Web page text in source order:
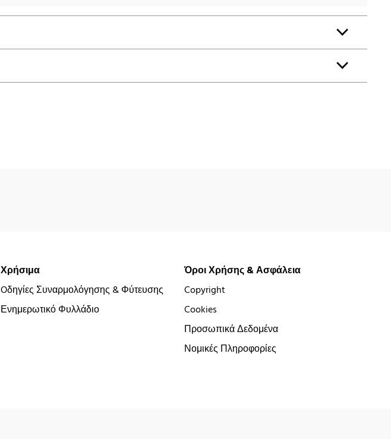
Χρήσιμα
Oδηγίες Συναρμολόγησης & Φύτευσης
Ενημερωτικό Φυλλάδιο
Όροι Χρήσης & Ασφάλεια
Copyright
Cookies
Προσωπικά Δεδομένα
Νομικές Πληροφορίες